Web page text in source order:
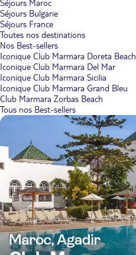
Séjours Maroc
Séjours Bulgarie
Séjours France
Toutes nos destinations
Nos Best-sellers
Iconique Club Marmara Doreta Beach
Iconique Club Marmara Del Mar
Iconique Club Marmara Sicilia
Iconique Club Marmara Grand Bleu
Club Marmara Zorbas Beach
Tous nos Best-sellers